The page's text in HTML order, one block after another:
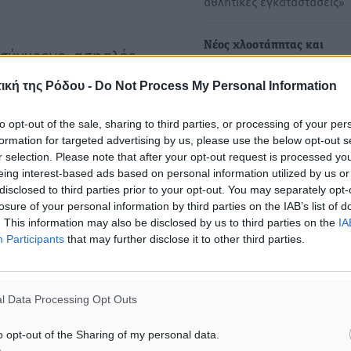
της Ρόδου - Do Not Process My Personal Information
opt-out of the sale, sharing to third parties, or processing of your
for targeted advertising by us, please use the below opt-out
selection. Please note that after your opt-out request is processed
interest-based ads based on personal information utilized by us
to third parties prior to your opt-out. You may separately
of your personal information by third parties on the IAB’s list of
This information may also be disclosed by us to third parties on the
Participants that may further disclose it to other third parties.
Data Processing Opt Outs
opt-out of the Sharing of my personal data.
ασφαλές,
υπό ιδιαίτερα
των
και της ΕΠΟ,
κατάσταση γήπεδο
ποδοσφαιρικού τάπητα,
είναι επιπασμένο με
– από ανακύκλωση
ιδιότητες) του
έντονη
εκτεταμένης
Νέος χλοοτάπητας και
Ασκληπιείου Ρόδου, από την
Υπεγράφη…
Υπεγράφη μια ακόμη
σύμβαση, στο πλαίσιο του
Προγράμματος
Αθλητικών…
Νέος χλοοτάπητας και
Υπεγράφη μια ακόμη
σύμβαση, στο πλαίσιο του